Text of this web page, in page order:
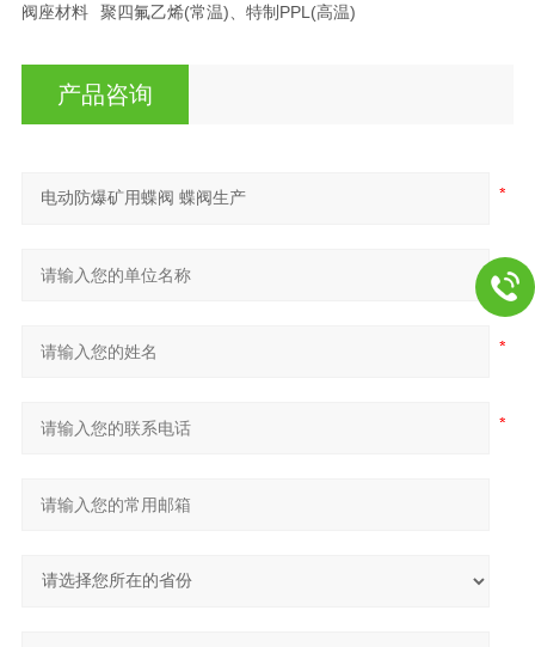
阀座材料
聚四氟乙烯(常温)、特制PPL(高温)
产品咨询